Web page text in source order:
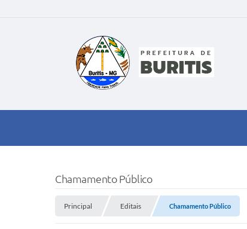
Chamamento Público
Principal Editais Chamamento Público